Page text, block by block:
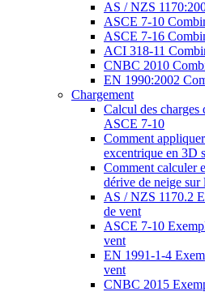
AS / NZS
ASCE 7-10
ASCE 7-16
ACI 318-11
CNBC 2010
EN 1990:2002
Chargement
Calcul des charges
ASCE 7-10
Comment
excentrique en 3D
Comment calculer
dérive de neige
AS / NZS 1170.2
de vent
ASCE 7-10
vent
EN 1991-1-4
vent
CNBC 2015